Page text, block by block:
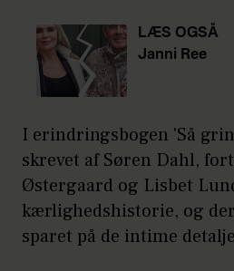
LÆS OGSÅ
Janni Ree
I erindringsbogen 'Så
skrevet af Søren Dahl,
Østergaard og Lisbet
kærlighedshistorie, og
sparet på de intime